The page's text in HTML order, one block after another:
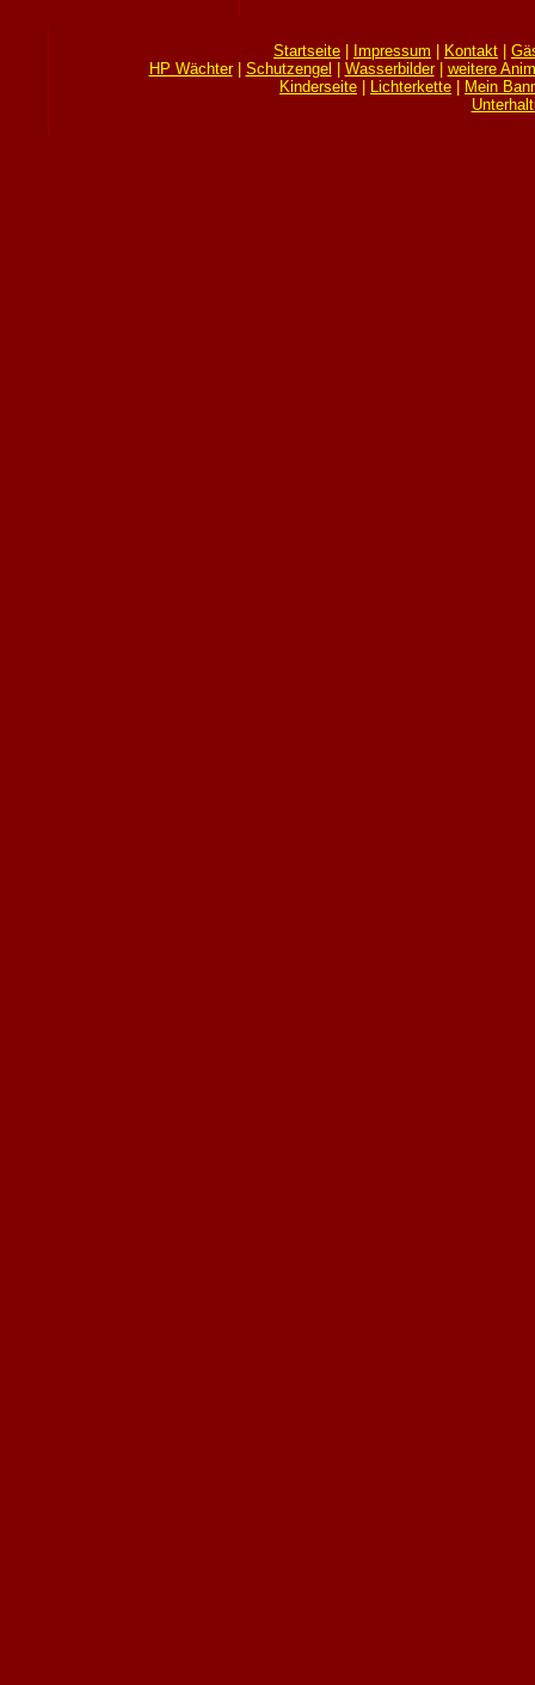
Startseite Impressum Kontakt
HP Wächter| Schutzengel Wasserbilder| weitere
Kinderseite
Lichterkette
Mein